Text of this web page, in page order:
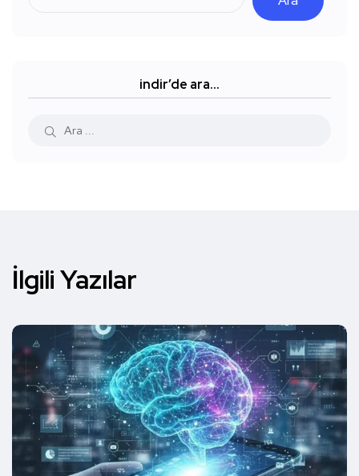
indir’de ara…
İlgili Yazılar